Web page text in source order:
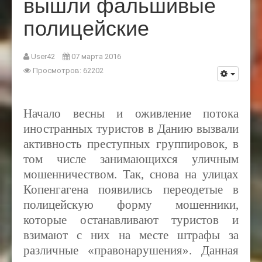
полицейские
User42
07 марта 2016
Просмотров: 62202
Начало весны и оживление потока
иностранных туристов в Данию вызвали
активность преступных группировок, в
том числе занимающихся уличным
мошенничеством. Так, снова на улицах
Копенгагена появились переодетые в
полицейскую форму мошенники,
которые останавливают туристов и
взимают с них на месте штрафы за
различные «правонарушения». Данная